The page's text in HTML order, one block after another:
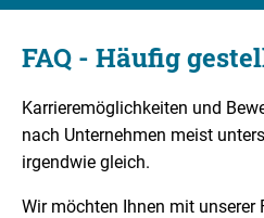
FAQ - Häufig
Karrieremöglichkeiten und
nach Unternehmen meist
irgendwie gleich.
Wir möchten Ihnen mit unserer